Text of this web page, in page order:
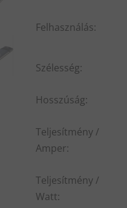
Felhasználás:
Szélesség:
Hosszúság:
Teljesítmény /
Amper:
Teljesítmény /
Watt: